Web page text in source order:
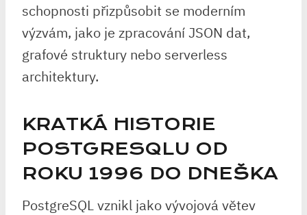
schopnosti přizpůsobit se moderním
výzvám, jako je zpracování JSON dat,
grafové struktury nebo serverless
architektury.
KRATKÁ HISTORIE
POSTGRESQLU OD
ROKU 1996 DO DNEŠKA
PostgreSQL vznikl jako vývojová větev